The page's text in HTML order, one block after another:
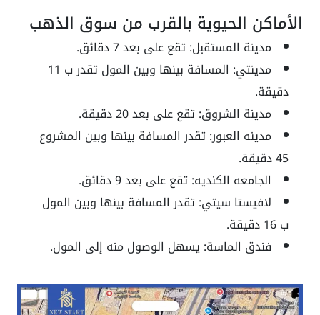
الأماكن الحيوية بالقرب من سوق الذهب
مدينة المستقبل: تقع على بعد 7 دقائق.
مدينتي: المسافة بينها وبين المول تقدر ب 11
دقيقة.
مدينة الشروق: تقع على بعد 20 دقيقة.
مدينه العبور: تقدر المسافة بينها وبين المشروع
45 دقيقة.
الجامعه الكنديه: تقع على بعد 9 دقائق.
لافيستا سيتي: تقدر المسافة بينها وبين المول
ب 16 دقيقة.
فندق الماسة: يسهل الوصول منه إلى المول.